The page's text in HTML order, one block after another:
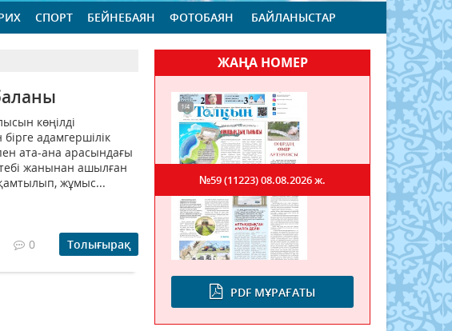
СПОРТ БЕЙНЕБАЯН ФОТОБАЯН БАЙЛАНЫСТАР
көңілді
адамгершілік
ата-ана арасындағы
жанынан ашылған
қамтылып, жұмыс...
0 Толығырақ
ЖАҢА НОМЕР
PDF МҰРАҒАТЫ
№59 (11223)08.08.2026 ж.